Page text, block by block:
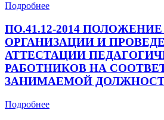
Подробнее
ПО.41.12-2014
ОРГАНИЗАЦИИ И
АТТЕСТАЦИИ
РАБОТНИКОВ НА
ЗАНИМАЕМОЙ
Подробнее